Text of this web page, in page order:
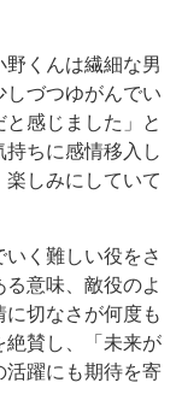
くんは繊細な男
づつゆがんでい
感じました」と
ちに感情移入し
しみにしていて
く難しい役をさ
意味、敵役のよ
切なさが何度も
絶賛し、「未来が
活躍にも期待を寄